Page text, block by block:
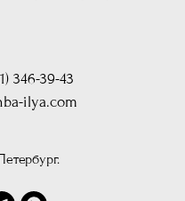
346-39-43
ilya.com